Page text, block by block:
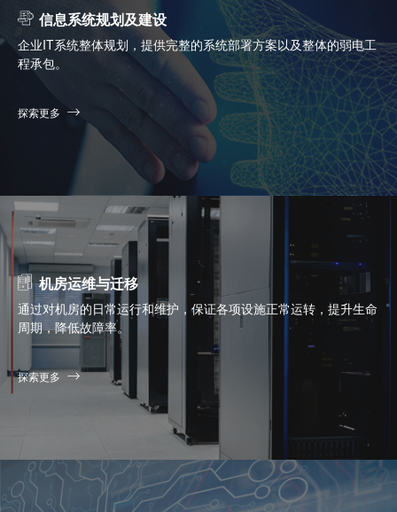
信息系统规划及建设
企业IT系统整体规划，提供完整的系统部署方案以及整体的弱电工
程承包。
探索更多
机房运维与迁移
通过对机房的日常运行和维护，保证各项设施正常运转，提升生命
周期，降低故障率。
探索更多